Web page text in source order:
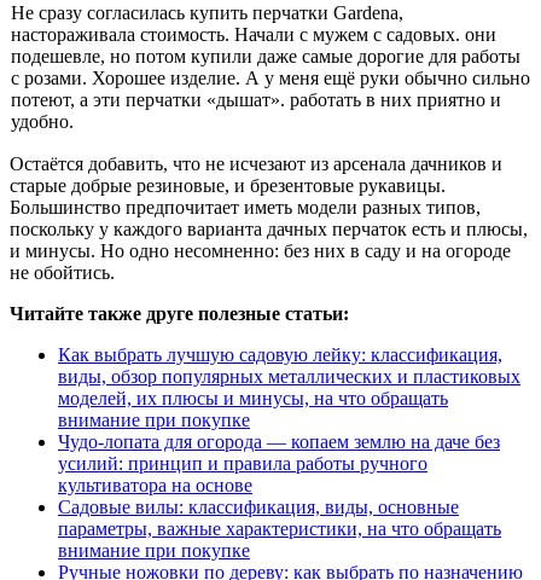
Не сразу согласилась купить перчатки Gardena,
настораживала стоимость. Начали с мужем с садовых. они
подешевле, но потом купили даже самые дорогие для работы
с розами. Хорошее изделие. А у меня ещё руки обычно сильно
потеют, а эти перчатки «дышат». работать в них приятно и
удобно.
Остаётся добавить, что не исчезают из арсенала дачников и
старые добрые резиновые, и брезентовые рукавицы.
Большинство предпочитает иметь модели разных типов,
поскольку у каждого варианта дачных перчаток есть и плюсы,
и минусы. Но одно несомненно: без них в саду и на огороде
не обойтись.
Читайте также друге полезные статьи:
Как выбрать лучшую садовую лейку: классификация,
виды, обзор популярных металлических и пластиковых
моделей, их плюсы и минусы, на что обращать
внимание при покупке
Чудо-лопата для огорода — копаем землю на даче без
усилий: принцип и правила работы ручного
культиватора на основе
Садовые вилы: классификация, виды, основные
параметры, важные характеристики, на что обращать
внимание при покупке
Ручные ножовки по дереву: как выбрать по назначению